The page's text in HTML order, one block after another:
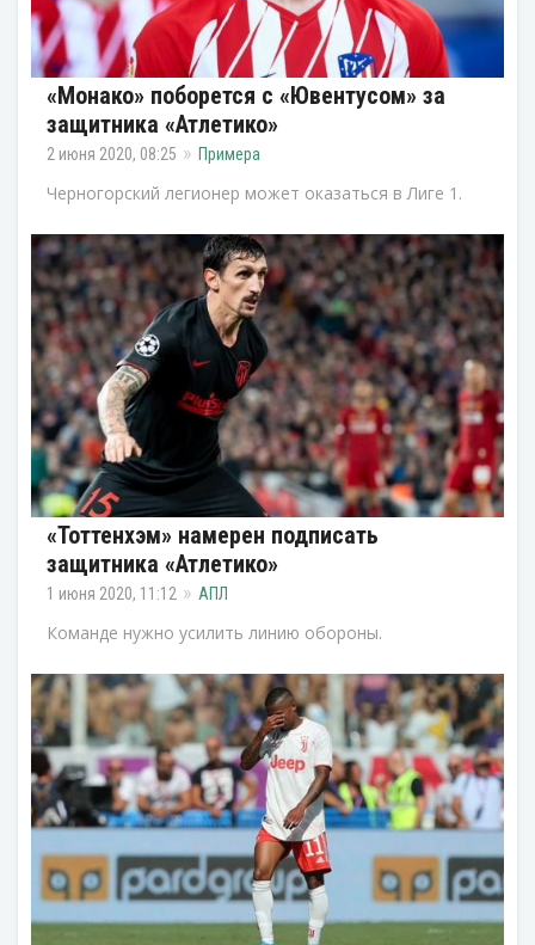
«Монако» поборется с «Ювентусом» за
защитника «Атлетико»
2 июня 2020, 08:25 Примера
Черногорский легионер может оказаться в Лиге 1.
«Тоттенхэм» намерен подписать
защитника «Атлетико»
1 июня 2020, 11:12 АПЛ
Команде нужно усилить линию обороны.